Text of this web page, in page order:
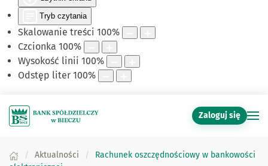
Tryb czytania
Skalowanie treści 100%
Czcionka 100%
Wysokość linii 100%
Odstęp liter 100%
Zaloguj się
Aktualności
Rachunek oszczędnościowy w bankowości